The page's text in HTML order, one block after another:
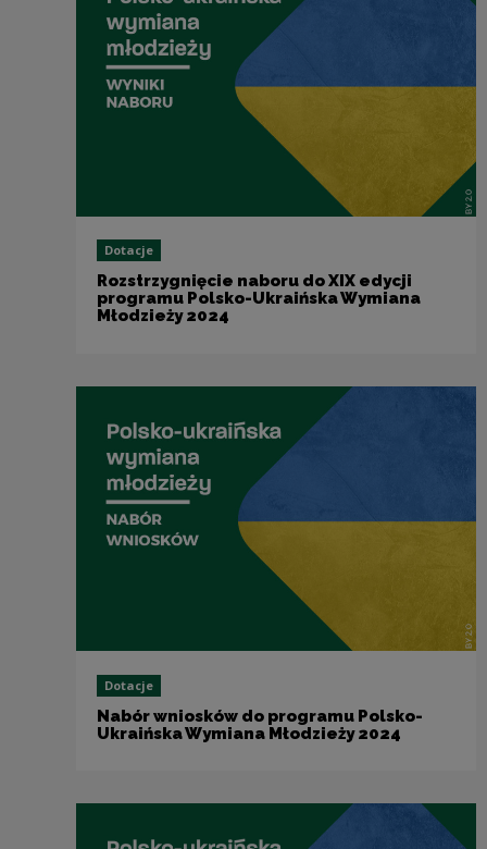
Dotacje
Rozstrzygnięcie naboru do XIX edycji
programu Polsko-Ukraińska Wymiana
Młodzieży 2024
Dotacje
Nabór wniosków do programu Polsko-
Ukraińska Wymiana Młodzieży 2024